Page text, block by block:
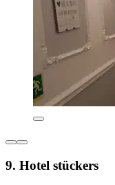
9. Hotel stückers